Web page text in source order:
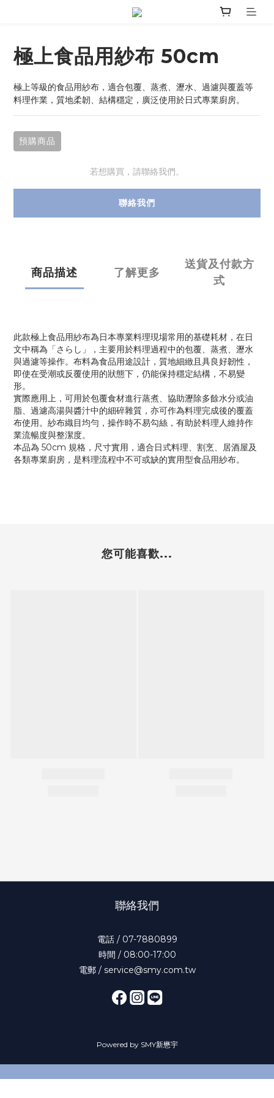
極上食品用紗布 50cm
極上等級的食品用紗布，適合包覆、蒸煮、瀝水、過濾與覆蓋等
料理作業，質地柔韌、結構穩定，廣泛使用於日式專業廚房。
預購商品
若想購買，請聯絡我們。
聯絡我們
商品描述 了解更多
送貨及付款方
式
此款極上食品用紗布為日本專業料理現場常用的基礎耗材，在日
文中稱為「さらし」，主要用於料理過程中的包覆、蒸煮、瀝水
與過濾等操作。布料為食品用途設計，質地細緻且具良好韌性，
即使在受潮或反覆使用的狀態下，仍能保持穩定結構，不易變
形。
實際應用上，可用於包覆食材進行蒸煮、協助瀝除多餘水分或油
脂、過濾高湯與醬汁中的細碎雜質，亦可作為料理完成後的覆蓋
布使用。紗布織目均勻，操作時不易勾絲，有助於料理人維持作
業流暢度與整潔度。
本品為 50cm 規格，尺寸實用，適合日式料理、割烹、居酒屋及
各類專業廚房，是料理流程中不可或缺的實用型食品用紗布。
您可能喜歡...
聯絡我們
電話 / 07-7880899
時間 / 08:00-17:00
電郵 / service@smy.com.tw
Powered by SMY新懋宇